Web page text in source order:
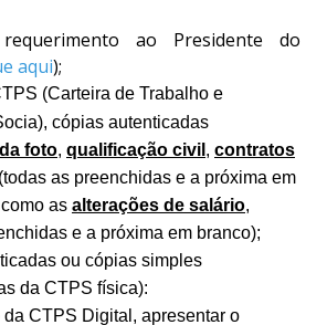
ao Presidente do
aqui);
(Carteira de Trabalho e
cópias autenticadas
foto, qualificação civil , contratos
(todas as preenchidas e a próxima em
as alterações de salário,
e a próxima em branco);
ou cópias simples
da CTPS física):
da CTPS Digital, apresentar o